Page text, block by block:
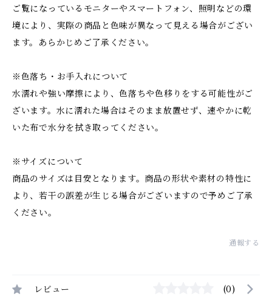
ご覧になっているモニターやスマートフォン、照明などの環
境により、実際の商品と色味が異なって見える場合がござい
ます。あらかじめご了承ください。
※色落ち・お手入れについて
水濡れや強い摩擦により、色落ちや色移りをする可能性がご
ざいます。水に濡れた場合はそのまま放置せず、速やかに乾
いた布で水分を拭き取ってください。
※サイズについて
商品のサイズは目安となります。商品の形状や素材の特性に
より、若干の誤差が生じる場合がございますので予めご了承
ください。
通報する
レビュー (0)